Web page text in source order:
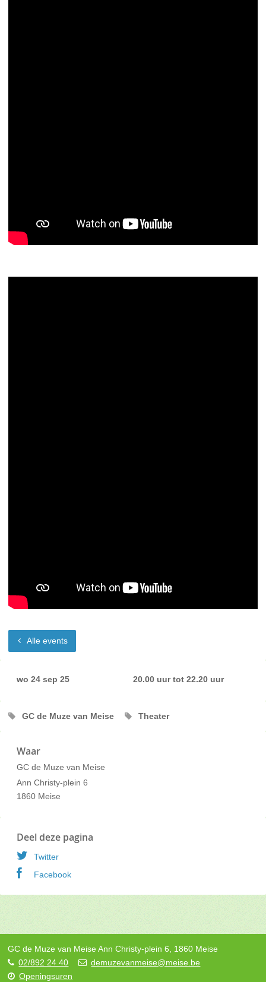
Alle events
wo 24 sep 25 20.00 uurtot 22.20 uur
GC de Muze van Meise Theater
Waar
GC de Muze van Meise
Ann Christy-plein 6
1860 Meise
Deel deze pagina
Twitter
Facebook
GC de Muze van Meise Ann Christy-plein 6, 1860 Meise
02/892 24 40
demuzevanmeise@meise.be
Openingsuren